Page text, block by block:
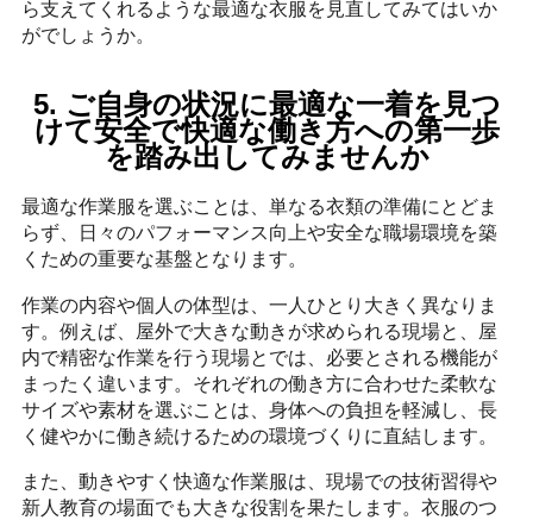
ら支えてくれるような最適な衣服を見直してみてはいか
がでしょうか。
5. ご自身の状況に最適な一着を見つ
けて安全で快適な働き方への第一歩
を踏み出してみませんか
最適な作業服を選ぶことは、単なる衣類の準備にとどま
らず、日々のパフォーマンス向上や安全な職場環境を築
くための重要な基盤となります。
作業の内容や個人の体型は、一人ひとり大きく異なりま
す。例えば、屋外で大きな動きが求められる現場と、屋
内で精密な作業を行う現場とでは、必要とされる機能が
まったく違います。それぞれの働き方に合わせた柔軟な
サイズや素材を選ぶことは、身体への負担を軽減し、長
く健やかに働き続けるための環境づくりに直結します。
また、動きやすく快適な作業服は、現場での技術習得や
新人教育の場面でも大きな役割を果たします。衣服のつ